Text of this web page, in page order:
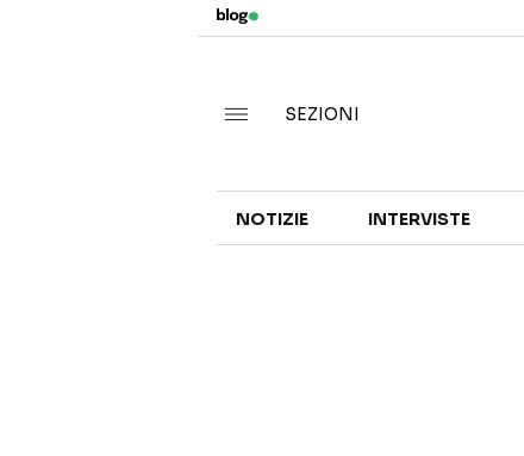
SEZIONI
NOTIZIE INTERVISTE